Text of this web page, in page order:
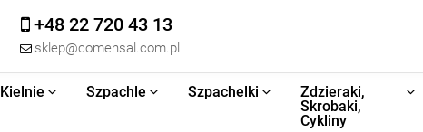
+48 22 720 43 13
sklep@comensal.com.pl
Kielnie Szpachle Szpachelki
Zdzieraki,
Skrobaki,
Cykliny